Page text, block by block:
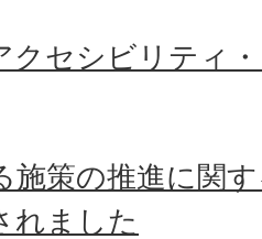
クセシビリティ
施策の推進に関
れました